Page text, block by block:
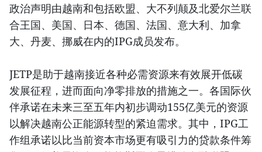
政治声明由越南和包括欧盟、大不列颠及北爱尔兰联
合王国、美国、日本、德国、法国、意大利、加拿
大、丹麦、挪威在内的IPG成员发布。
JETP是助于越南接近各种必需资源来有效展开低碳
发展征程，进而面向净零排放的措施之一。各国际伙
伴承诺在未来三至五年内初步调动155亿美元的资源
以解决越南公正能源转型的紧迫需求。其中，IPG工
作组承诺以比当前资本市场更有吸引力的贷款条件筹